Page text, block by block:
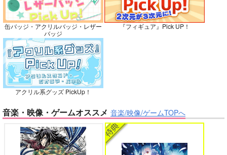
俺の可愛い弟は 2
バイトの宮川君は店長が好き 2
出来損ないのラブソング Riff 兎太と烏堂
缶バッジ・アクリルバッジ・レザー
バッジ
『フィギュア』Pick UP！
アクリル系グッズ PickUp！
音楽・映像・ゲームオススメ 音楽/映像/ゲームTOPへ